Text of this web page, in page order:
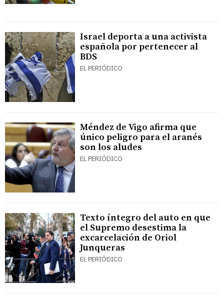
Israel deporta a una activista
española por pertenecer al
BDS
EL PERIÓDICO
Méndez de Vigo afirma que
único peligro para el aranés
son los aludes
EL PERIÓDICO
Texto íntegro del auto en que
el Supremo desestima la
excarcelación de Oriol
Junqueras
EL PERIÓDICO